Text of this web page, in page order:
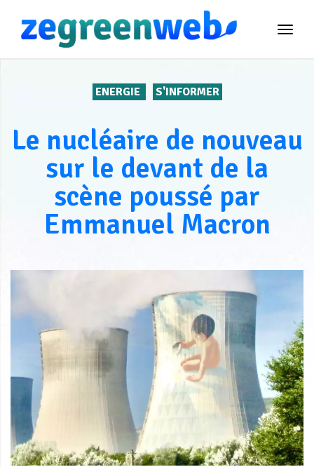
ENERGIE S'INFORMER
Le nucléaire de nouveau
sur le devant de la
scène poussé par
Emmanuel Macron